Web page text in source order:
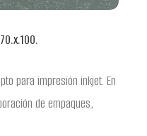
para impresión inkjet. En
de empaques,